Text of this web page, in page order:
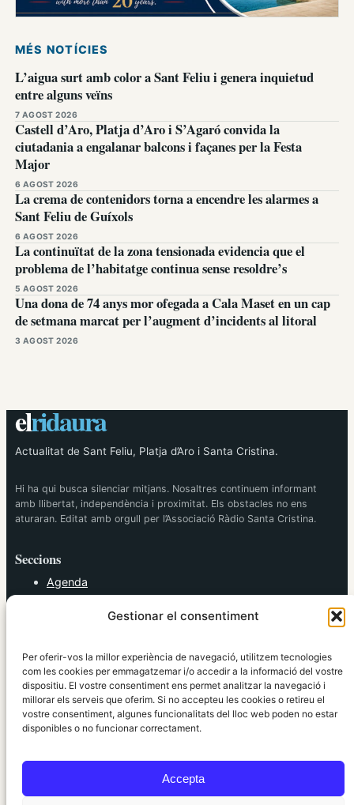
Gestionar el consentiment
Per oferir-vos la millor experiència de navegació, utilitzem tecnologies
com les cookies per emmagatzemar i/o accedir a la informació del vostre
dispositiu. El vostre consentiment ens permet analitzar la navegació i
millorar els serveis que oferim. Si no accepteu les cookies o retireu el
vostre consentiment, algunes funcionalitats del lloc web poden no estar
disponibles o no funcionar correctament.
Accepta
MÉS NOTÍCIES
L’aigua surt amb color a Sant Feliu i genera inquietud
entre alguns veïns
7 AGOST 2026
Castell d’Aro, Platja d’Aro i S’Agaró convida la
ciutadania a engalanar balcons i façanes per la Festa
Major
6 AGOST 2026
La crema de contenidors torna a encendre les alarmes a
Sant Feliu de Guíxols
6 AGOST 2026
La continuïtat de la zona tensionada evidencia que el
problema de l’habitatge continua sense resoldre’s
5 AGOST 2026
Una dona de 74 anys mor ofegada a Cala Maset en un cap
de setmana marcat per l’augment d’incidents al litoral
3 AGOST 2026
elridaura
Actualitat de Sant Feliu, Platja d’Aro i Santa Cristina.
Hi ha qui busca silenciar mitjans. Nosaltres continuem informant
amb llibertat, independència i proximitat. Els obstacles no ens
aturaran. Editat amb orgull per l’Associació Ràdio Santa Cristina.
Seccions
Agenda
Cultura
Política
Societat
Tendències
elRidaura.com